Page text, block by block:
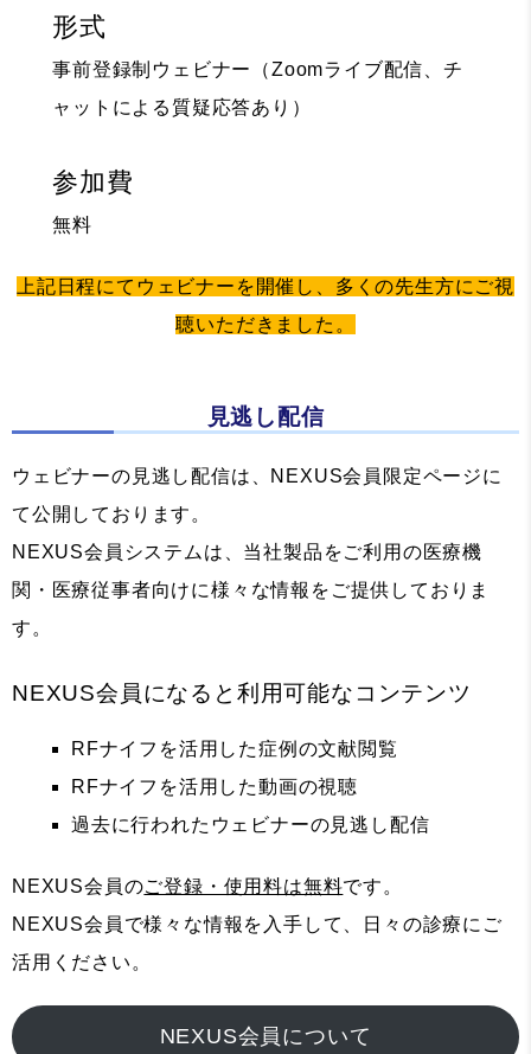
形式
事前登録制ウェビナー（Zoomライブ配信、チ
ャットによる質疑応答あり）
参加費
無料
上記日程にてウェビナーを開催し、多くの先生方にご視
聴いただきました。
見逃し配信
ウェビナーの見逃し配信は、NEXUS会員限定ページに
て公開しております。
NEXUS会員システムは、当社製品をご利用の医療機
関・医療従事者向けに様々な情報をご提供しておりま
す。
NEXUS会員になると利用可能なコンテンツ
RFナイフを活用した症例の文献閲覧
RFナイフを活用した動画の視聴
過去に行われたウェビナーの見逃し配信
NEXUS会員のご登録・使用料は無料です。
NEXUS会員で様々な情報を入手して、日々の診療にご
活用ください。
NEXUS会員について